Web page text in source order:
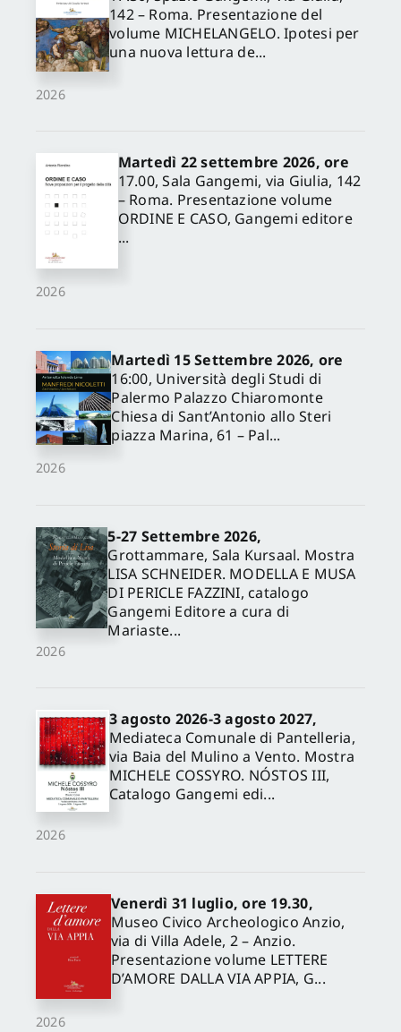
2026
142 – Roma. Presentazione del
volume MICHELANGELO. Ipotesi per
una nuova lettura de...
2026
Martedì 22 settembre 2026, ore
17.00, Sala Gangemi, via Giulia, 142
– Roma. Presentazione volume
ORDINE E CASO, Gangemi editore
...
2026
Martedì 15 Settembre 2026, ore
16:00, Università degli Studi di
Palermo Palazzo Chiaromonte
Chiesa di Sant’Antonio allo Steri
piazza Marina, 61 – Pal...
2026
5-27 Settembre 2026,
Grottammare, Sala Kursaal. Mostra
LISA SCHNEIDER. MODELLA E MUSA
DI PERICLE FAZZINI, catalogo
Gangemi Editore a cura di
Mariaste...
2026
3 agosto 2026-3 agosto 2027,
Mediateca Comunale di Pantelleria,
via Baia del Mulino a Vento. Mostra
MICHELE COSSYRO. NÓSTOS III,
Catalogo Gangemi edi...
2026
Venerdì 31 luglio, ore 19.30,
Museo Civico Archeologico Anzio,
via di Villa Adele, 2 – Anzio.
Presentazione volume LETTERE
D’AMORE DALLA VIA APPIA, G...